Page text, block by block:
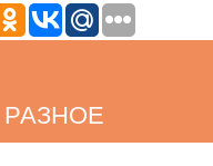
РАЗНОЕ